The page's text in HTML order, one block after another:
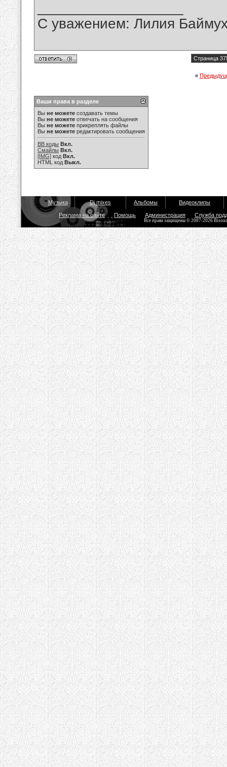
С уважением: Лилия
Страница
«
Ваши права в разделе
Вы не можете создавать темы
Вы не можете отвечать на сообщения
Вы не можете прикреплять файлы
Вы не можете редактировать сообщения
BB коды Вкл.
Смайлы Вкл.
[IMG] код Вкл.
HTML код Выкл.
Музыка Dj mixes Альбомы Видеоклипы
Реклама на сайте Помощь Администрация Служба
Все права защищены © 2007-2026